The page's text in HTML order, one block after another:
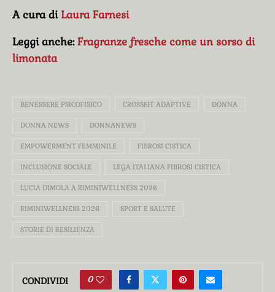
A cura diLaura Farnesi
Leggi anche:Fragranze fresche come un sorso di
limonata
BENESSERE PSICOFISICO CROSSFIT ADAPTIVE DONNA
DONNA NEWS DONNANEWS
EMPOWERMENT FEMMINILE FIBROSI CISTICA
INCLUSIONE SOCIALE LEGA ITALIANA FIBROSI CISTICA
LUCIA DIMOLA A RIMINIWELLNESS 2026
RIMINIWELLNESS 2026 SPORT E SALUTE
STORIE DI RESILIENZA
CONDIVIDI 0